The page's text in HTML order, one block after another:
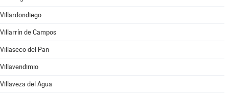
Villardondiego
Villarrín de Campos
Villaseco del Pan
Villavendimio
Villaveza del Agua